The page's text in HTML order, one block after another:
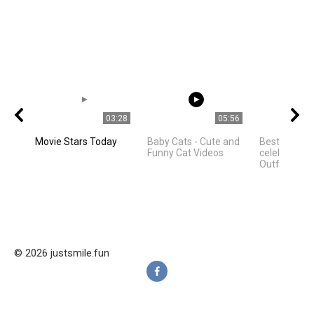
03:28
Movie Stars Today
05:56
Baby Cats - Cute and
Funny Cat Videos
Best
celebrities
Outfit Ideas
© 2026 justsmile.fun